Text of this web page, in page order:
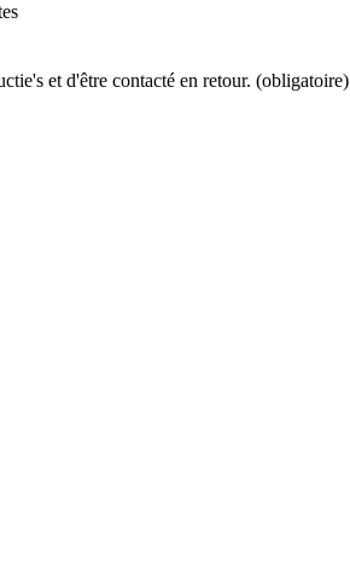
et d'être contacté en retour. (obligatoire)